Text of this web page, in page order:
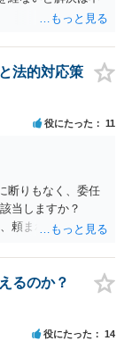
法的対応策
役にたった 11
断りもなく、委任
該当しますか？
頼まれた（委任さ
頼の範囲ではない
るのか？
役にたった 14